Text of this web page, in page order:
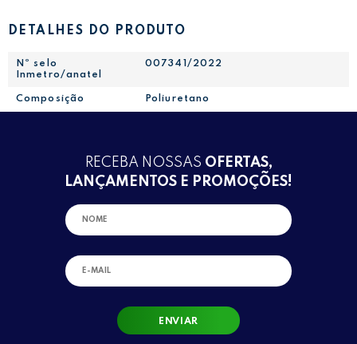
DETALHES DO PRODUTO
Nº selo
Inmetro/anatel
007341/2022
Composição Poliuretano
RECEBA NOSSAS OFERTAS,
LANÇAMENTOS E PROMOÇÕES!
ENVIAR